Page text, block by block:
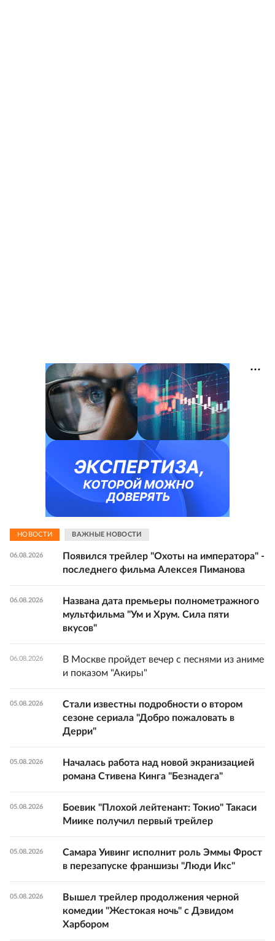
НОВОСТИ ВАЖНЫЕ НОВОСТИ
06.08.2026
Появился трейлер "Охоты на императора" -
последнего фильма Алексея Пиманова
06.08.2026
Названа дата премьеры полнометражного
мультфильма "Ум и Хрум. Сила пяти
вкусов"
06.08.2026
В Москве пройдет вечер с песнями из аниме
и показом "Акиры"
05.08.2026
Стали известны подробности о втором
сезоне сериала "Добро пожаловать в
Дерри"
05.08.2026
Началась работа над новой экранизацией
романа Стивена Кинга "Безнадега"
05.08.2026
Боевик "Плохой лейтенант: Токио" Такаси
Миике получил первый трейлер
05.08.2026
Самара Уивинг исполнит роль Эммы Фрост
в перезапуске франшизы "Люди Икс"
05.08.2026
Вышел трейлер продолжения черной
комедии "Жестокая ночь" с Дэвидом
Харбором